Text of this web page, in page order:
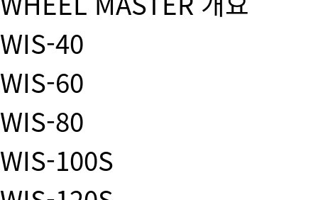
WIS-40
WIS-60
WIS-80
WIS-100S